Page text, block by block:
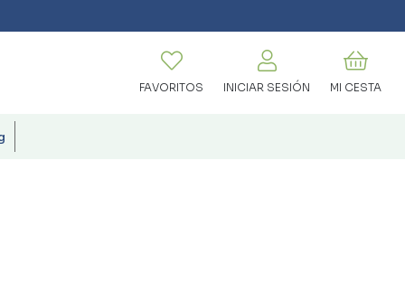
FAVORITOS INICIAR SESIÓN MI CESTA